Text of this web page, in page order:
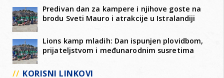
Predivan dan za kampere i njihove goste na
brodu Sveti Mauro i atrakcije u Istralandiji
Lions kamp mladih: Dan ispunjen plovidbom,
prijateljstvom i međunarodnim susretima
KORISNI LINKOVI